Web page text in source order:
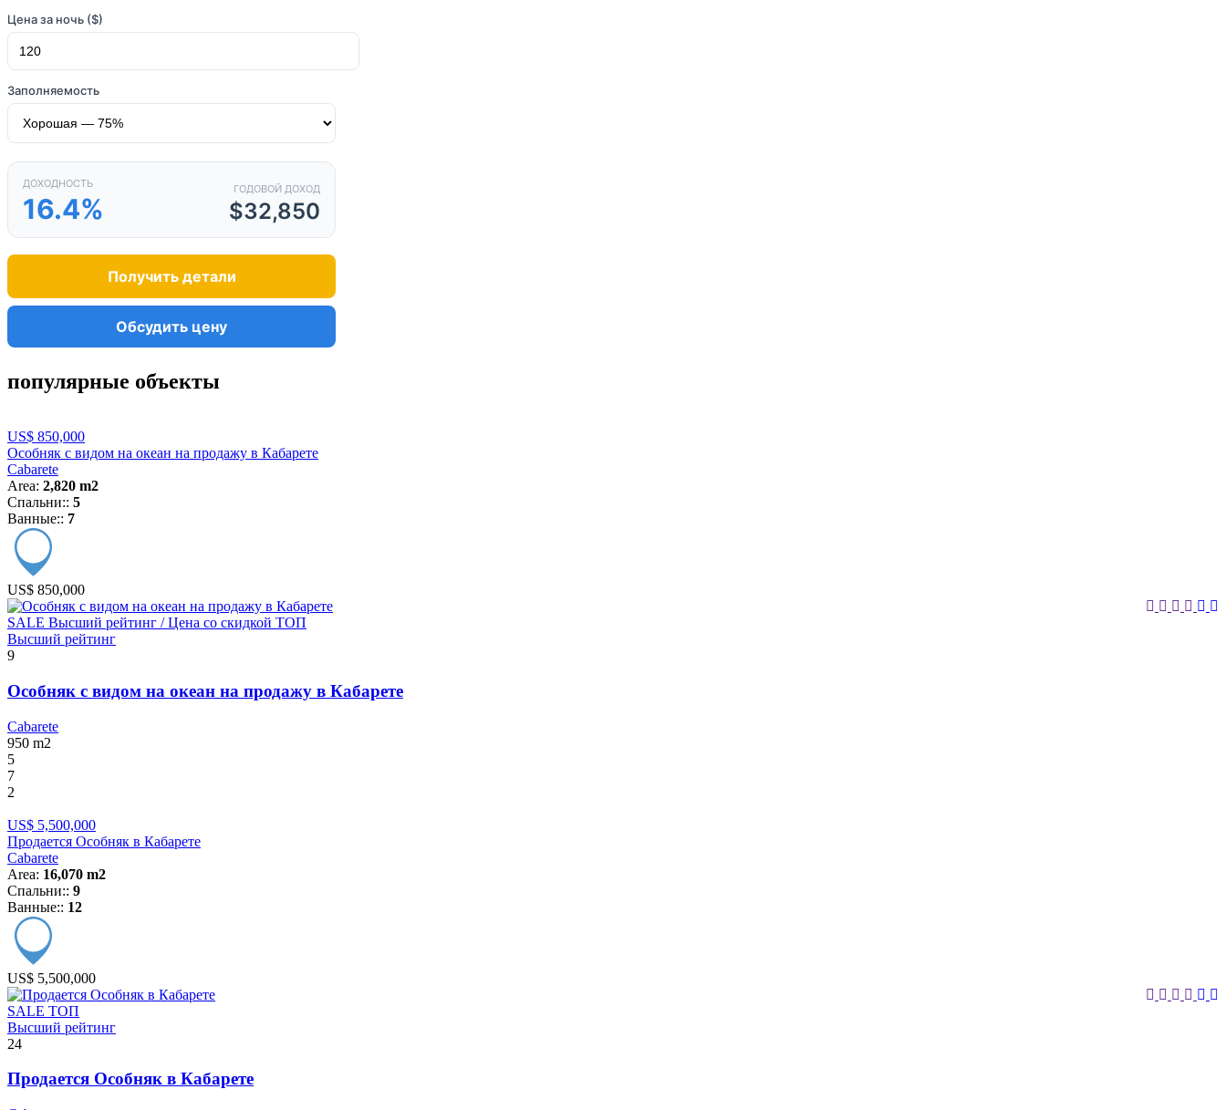
Цена за ночь ($)
Заполняемость
ДОХОДНОСТЬ
16.4%
ГОДОВОЙ ДОХОД
$32,850
Получить детали
Обсудить цену
популярные объекты
US$ 850,000
Особняк с видом на океан на продажу в Кабарете
Cabarete
Area: 2,820 m2
Спальни:: 5
Ванные:: 7
US$ 850,000
SALE Высший рейтинг / Цена со скидкой ТОП
Высший рейтинг
9
Особняк с видом на океан на продажу в Кабарете
Cabarete
950 m2
5
7
2
US$ 5,500,000
Продается Особняк в Кабарете
Cabarete
Area: 16,070 m2
Спальни:: 9
Ванные:: 12
US$ 5,500,000
SALE ТОП
Высший рейтинг
24
Продается Особняк в Кабарете